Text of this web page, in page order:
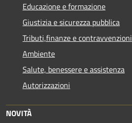
Educazione e formazione
Giustizia e sicurezza pubblica
Tributi,finanze e contravvenzioni
Ambiente
Salute, benessere e assistenza
Autorizzazioni
NOVITÀ